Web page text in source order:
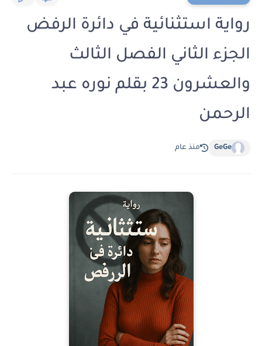
رواية استثنائية في دائرة الرفض
الجزء الثاني الفصل الثالث
والعشرون 23 بقلم نوره عبد
الرحمن
GeGe منذ عام